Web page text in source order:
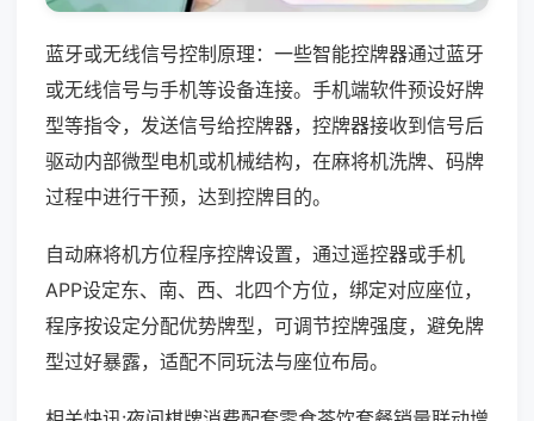
蓝牙或无线信号控制原理：一些智能控牌器通过蓝牙
或无线信号与手机等设备连接。手机端软件预设好牌
型等指令，发送信号给控牌器，控牌器接收到信号后
驱动内部微型电机或机械结构，在麻将机洗牌、码牌
过程中进行干预，达到控牌目的。
自动麻将机方位程序控牌设置，通过遥控器或手机
APP设定东、南、西、北四个方位，绑定对应座位，
程序按设定分配优势牌型，可调节控牌强度，避免牌
型过好暴露，适配不同玩法与座位布局。